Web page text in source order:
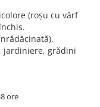
(roșu cu vârf
jardiniere, grădini
ore